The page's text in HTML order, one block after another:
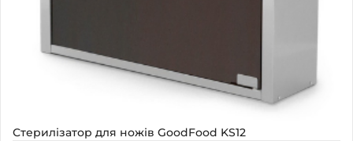
Стерилізатор для ножів GoodFood KS12